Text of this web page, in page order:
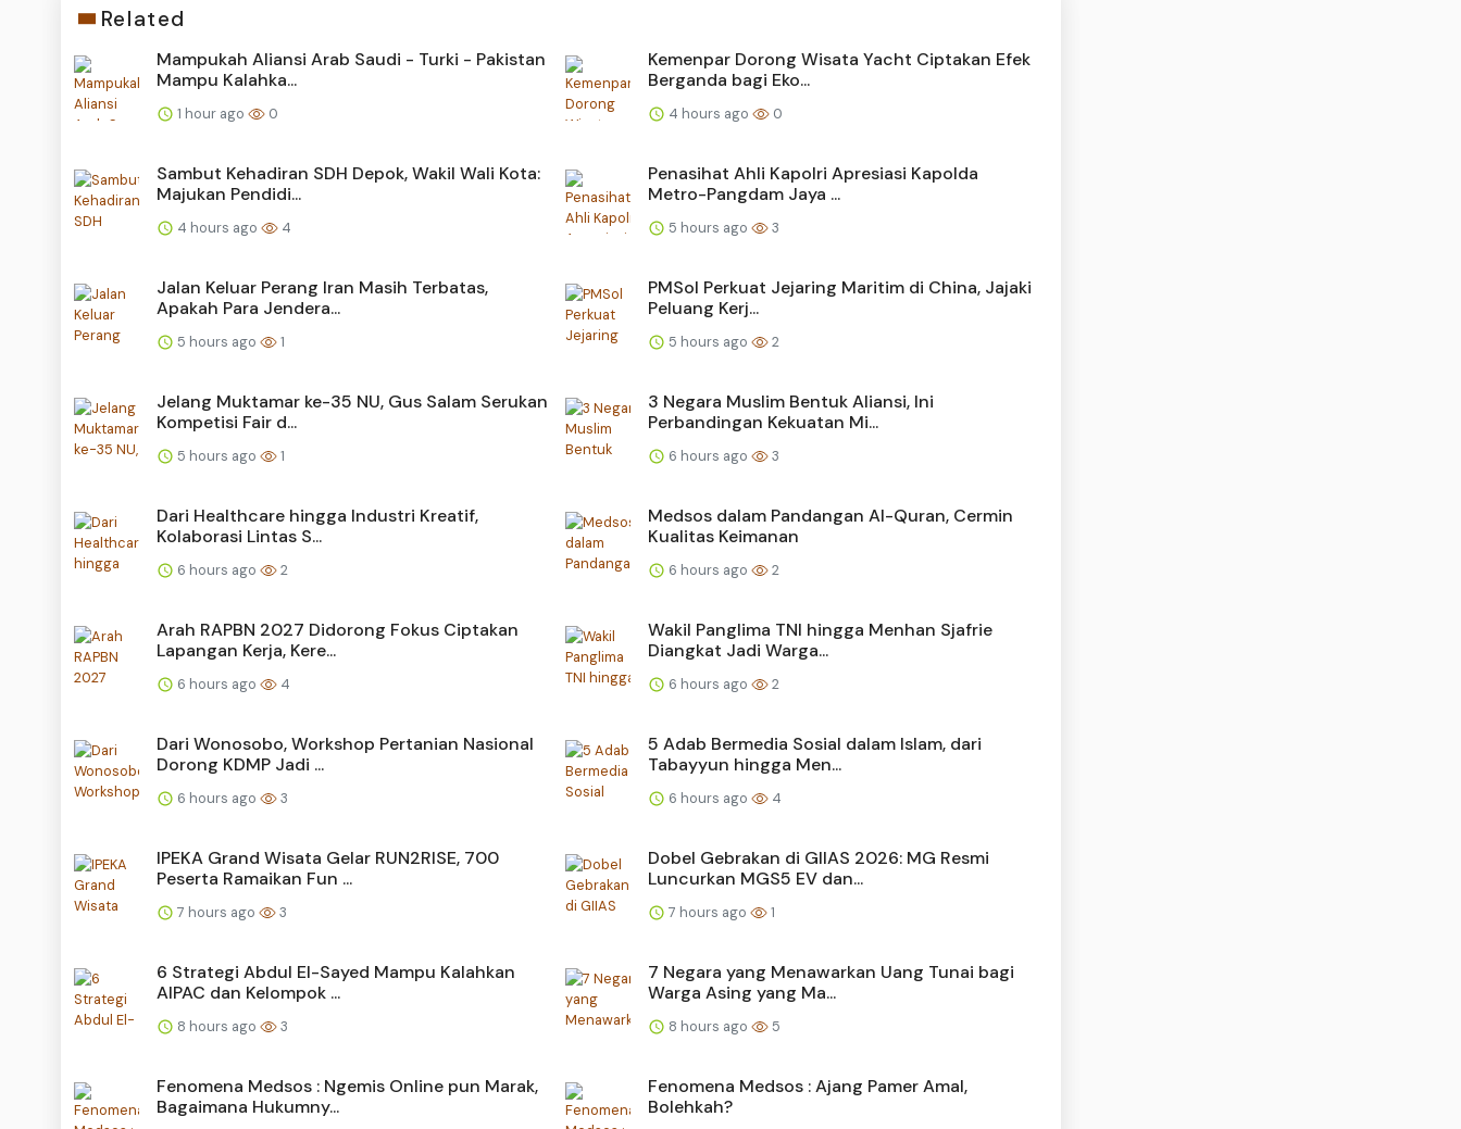
Related
Mampukah Aliansi Arab Saudi - Turki - Pakistan
Mampu Kalahka...
1 hour ago 0
Kemenpar Dorong Wisata Yacht Ciptakan Efek
Berganda bagi Eko...
4 hours ago 0
Sambut Kehadiran SDH Depok, Wakil Wali Kota:
Majukan Pendidi...
4 hours ago 4
Penasihat Ahli Kapolri Apresiasi Kapolda
Metro-Pangdam Jaya ...
5 hours ago 3
Jalan Keluar Perang Iran Masih Terbatas,
Apakah Para Jendera...
5 hours ago 1
PMSol Perkuat Jejaring Maritim di China, Jajaki
Peluang Kerj...
5 hours ago 2
Jelang Muktamar ke-35 NU, Gus Salam Serukan
Kompetisi Fair d...
5 hours ago 1
3 Negara Muslim Bentuk Aliansi, Ini
Perbandingan Kekuatan Mi...
6 hours ago 3
Dari Healthcare hingga Industri Kreatif,
Kolaborasi Lintas S...
6 hours ago 2
Medsos dalam Pandangan Al-Quran, Cermin
Kualitas Keimanan
6 hours ago 2
Arah RAPBN 2027 Didorong Fokus Ciptakan
Lapangan Kerja, Kere...
6 hours ago 4
Wakil Panglima TNI hingga Menhan Sjafrie
Diangkat Jadi Warga...
6 hours ago 2
Dari Wonosobo, Workshop Pertanian Nasional
Dorong KDMP Jadi ...
6 hours ago 3
5 Adab Bermedia Sosial dalam Islam, dari
Tabayyun hingga Men...
6 hours ago 4
IPEKA Grand Wisata Gelar RUN2RISE, 700
Peserta Ramaikan Fun ...
7 hours ago 3
Dobel Gebrakan di GIIAS 2026: MG Resmi
Luncurkan MGS5 EV dan...
7 hours ago 1
6 Strategi Abdul El-Sayed Mampu Kalahkan
AIPAC dan Kelompok ...
8 hours ago 3
7 Negara yang Menawarkan Uang Tunai bagi
Warga Asing yang Ma...
8 hours ago 5
Fenomena Medsos : Ngemis Online pun Marak,
Bagaimana Hukumny...
Fenomena Medsos : Ajang Pamer Amal,
Bolehkah?